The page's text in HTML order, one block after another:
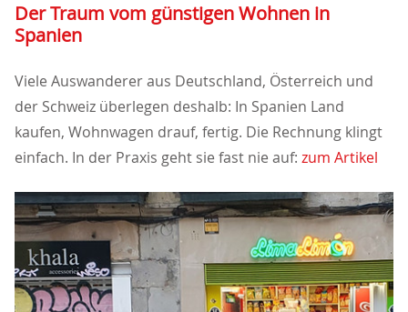
Der Traum vom günstigen Wohnen in
Spanien
Viele Auswanderer aus Deutschland, Österreich und
der Schweiz überlegen deshalb: In Spanien Land
kaufen, Wohnwagen drauf, fertig. Die Rechnung klingt
einfach. In der Praxis geht sie fast nie auf: zum Artikel